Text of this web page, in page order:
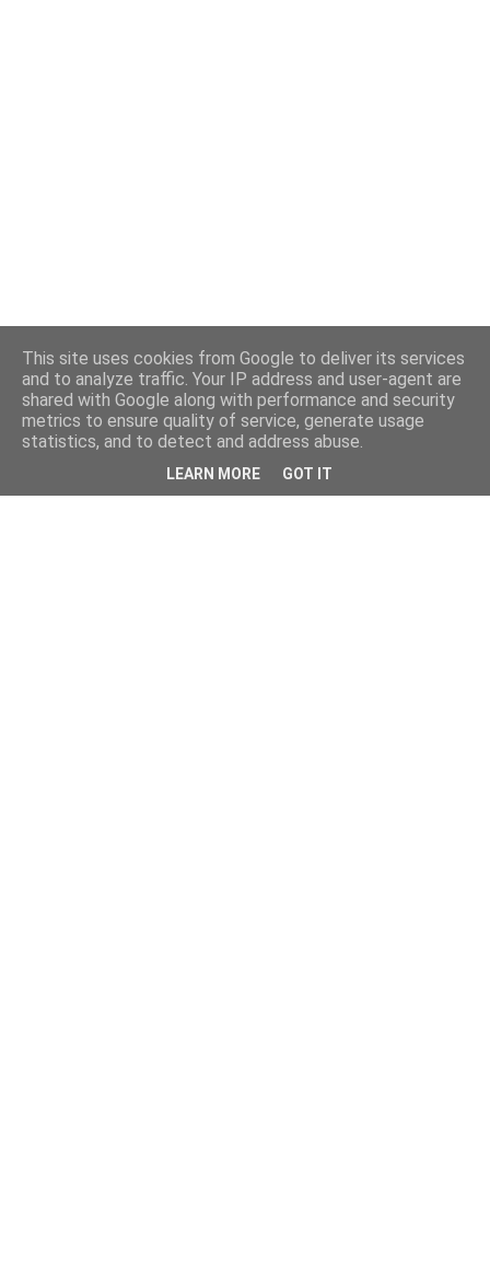
This site uses cookies from Google to deliver its services
and to analyze traffic. Your IP address and user-agent are
shared with Google along with performance and security
metrics to ensure quality of service, generate usage
statistics, and to detect and address abuse.
LEARN MORE GOT IT